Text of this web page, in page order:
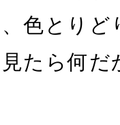
色とり
たら何